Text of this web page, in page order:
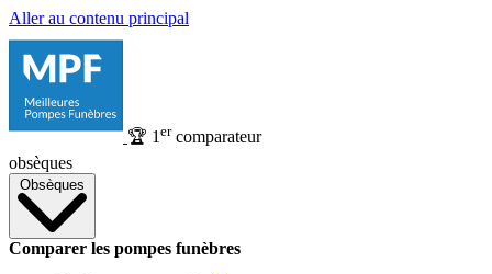
Aller au contenu principal
🏆 1 ercomparateur
obsèques
Obsèques
Comparer les pompes funèbres